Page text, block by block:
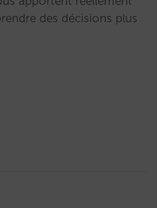
des décisions plus